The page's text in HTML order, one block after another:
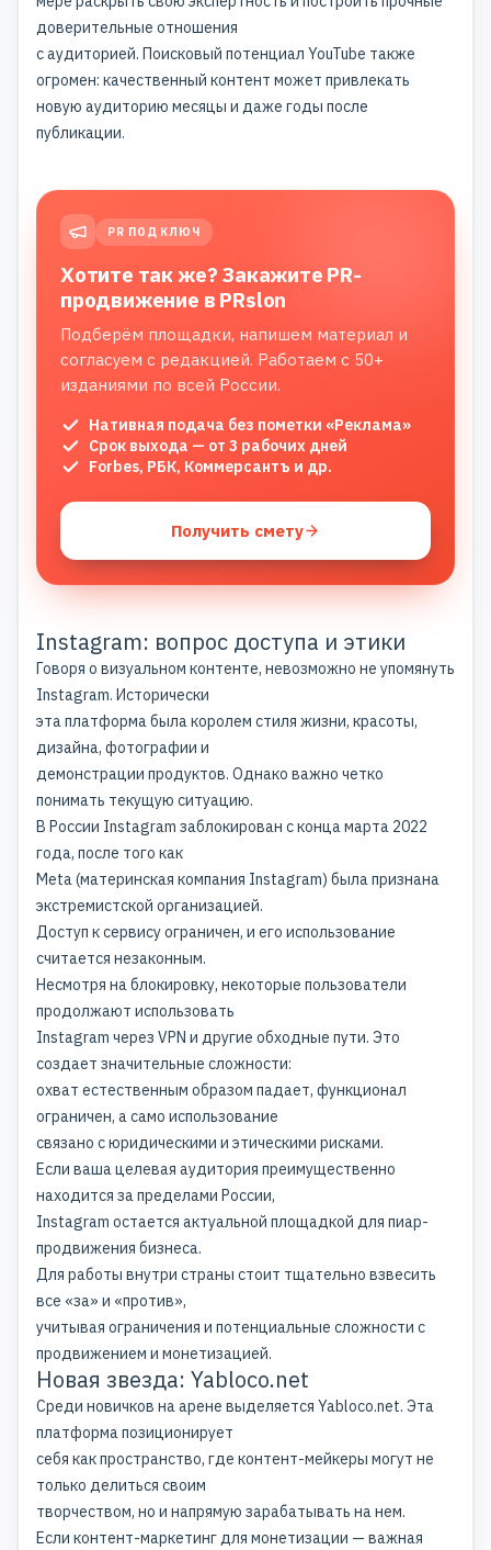
доверительные отношения
с аудиторией. Поисковый потенциал YouTube также
огромен: качественный контент может привлекать
новую аудиторию месяцы и даже годы после
публикации.
PR ПОД КЛЮЧ
Хотите так же? Закажите PR-
продвижение в PRslon
Подберём площадки, напишем материал и
согласуем с редакцией. Работаем с 50+
изданиями по всей России.
Нативная подача без пометки «Реклама»
Срок выхода — от 3 рабочих дней
Forbes, РБК, Коммерсантъ и др.
Получить смету
Instagram: вопрос доступа и этики
Говоря о визуальном контенте, невозможно не упомянуть
Instagram. Исторически
эта платформа была королем стиля жизни, красоты,
дизайна, фотографии и
демонстрации продуктов. Однако важно четко
понимать текущую ситуацию.
В России Instagram заблокирован с конца марта 2022
года, после того как
Meta (материнская компания Instagram) была признана
экстремистской организацией.
Доступ к сервису ограничен, и его использование
считается незаконным.
Несмотря на блокировку, некоторые пользователи
продолжают использовать
Instagram через VPN и другие обходные пути. Это
создает значительные сложности:
охват естественным образом падает, функционал
ограничен, а само использование
связано с юридическими и этическими рисками.
Если ваша целевая аудитория преимущественно
находится за пределами России,
Instagram остается актуальной площадкой для пиар-
продвижения бизнеса.
Для работы внутри страны стоит тщательно взвесить
все «за» и «против»,
учитывая ограничения и потенциальные сложности с
продвижением и монетизацией.
Новая звезда: Yabloco.net
Среди новичков на арене выделяется Yabloco.net. Эта
платформа позиционирует
себя как пространство, где контент-мейкеры могут не
только делиться своим
творчеством, но и напрямую зарабатывать на нем.
Если контент-маркетингдля монетизации — важная